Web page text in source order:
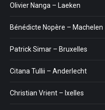
Olivier Nanga – Laeken
Bénédicte Nopère – Machelen
Patrick Simar – Bruxelles
Citana Tullii – Anderlecht
Christian Vrient – Ixelles